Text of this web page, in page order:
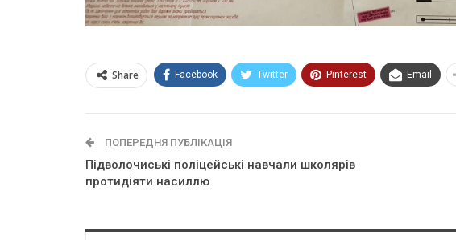
Share Facebook Twitter Pinterest Email
ПОПЕРЕДНЯ ПУБЛІКАЦІЯ
Підволочиські поліцейські навчали школярів
протидіяти насиллю